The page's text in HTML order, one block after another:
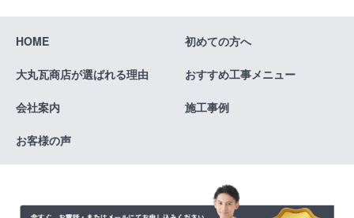
HOME 初めての方へ
大丸瓦商店が選ばれる理由 おすすめ工事メニュー
会社案内 施工事例
お客様の声